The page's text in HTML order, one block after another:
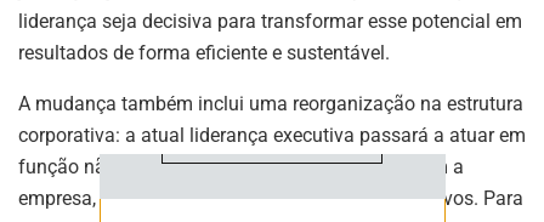
liderança seja decisiva para transformar esse potencial em
resultados de forma eficiente e sustentável.
A mudança também inclui uma reorganização na estrutura
corporativa: a atual liderança executiva passará a atuar em
função não executiva, medida que, de acordo com a
empresa, manterá estáveis os custos administrativos. Para
brasileiro.
ASSINAR